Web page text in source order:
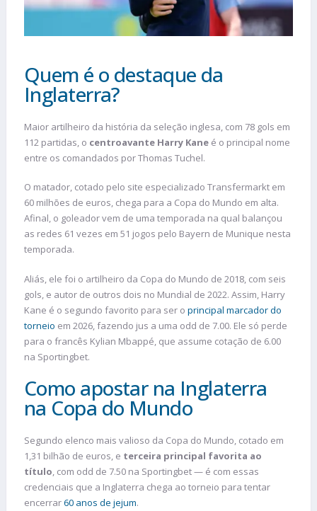
Quem é o destaque da
Inglaterra?
Maior artilheiro da história da seleção inglesa, com 78 gols em
112 partidas, o centroavante Harry Kane é o principal nome
entre os comandados por Thomas Tuchel.
O matador, cotado pelo site especializado Transfermarkt em
60 milhões de euros, chega para a Copa do Mundo em alta.
Afinal, o goleador vem de uma temporada na qual balançou
as redes 61 vezes em 51 jogos pelo Bayern de Munique nesta
temporada.
Aliás, ele foi o artilheiro da Copa do Mundo de 2018, com seis
gols, e autor de outros dois no Mundial de 2022. Assim, Harry
Kane é o segundo favorito para ser o principal marcador do
torneio em 2026, fazendo jus a uma odd de 7.00. Ele só perde
para o francês Kylian Mbappé, que assume cotação de 6.00
na Sportingbet.
Como apostar na Inglaterra
na Copa do Mundo
Segundo elenco mais valioso da Copa do Mundo, cotado em
1,31 bilhão de euros, e terceira principal favorita ao
título, com odd de 7.50 na Sportingbet — é com essas
credenciais que a Inglaterra chega ao torneio para tentar
encerrar60 anos de jejum.